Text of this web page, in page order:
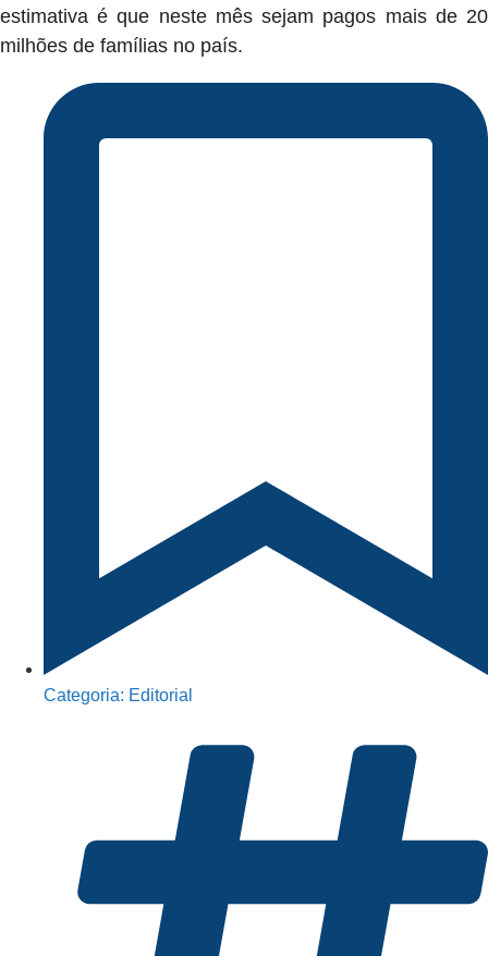
estimativa é que neste mês sejam pagos mais de 20
milhões de famílias no país.
Categoria: Editorial